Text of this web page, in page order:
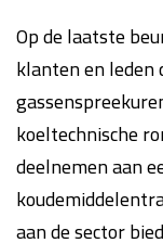
Op de laatste
klanten en leden
koeltechnische
deelnemen aan
aan de sector